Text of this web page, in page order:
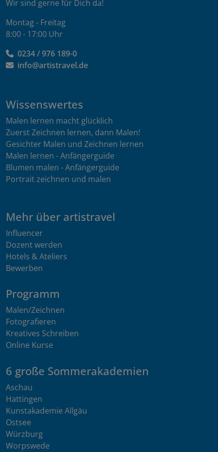
Wir sind gerne für Dich da!
Montag - Freitag
8:00 - 17:00 Uhr
0234 / 976 189-0
info@artistravel.de
Wissenswertes
Malen lernen macht glücklich
Zuerst Zeichnen lernen, dann Malen!
Gesichter Malen und Zeichnen lernen
Malen lernen - Anfängerguide
Blumen malen - Anfängerguide
Portrait zeichnen und malen
Mehr über artistravel
Influencer
Dozent werden
Hotels & Ateliers
Bewerben
Programm
Malen/Zeichnen
Fotografieren
Kreatives Schreiben
Online Kurse
6 große Sommerakademien
Aschau
Hattingen
Kunstakademie Allgäu
Ostsee
Würzburg
Worpswede